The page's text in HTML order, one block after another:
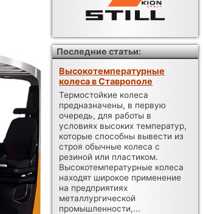
Последние статьи:
Высокотемпературные
колеса в Ставрополе
Термостойкие колеса
предназначены, в первую
очередь, для работы в
условиях высоких температур,
которые способны вывести из
строя обычные колеса с
резиной или пластиком.
Высокотемпературные колеса
находят широкое применение
на предприятиях
металлургической
промышленности,...